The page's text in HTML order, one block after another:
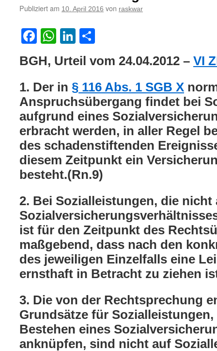
Publiziert am 10. April 2016 von raskwar
Facebook
WhatsApp
LinkedIn
BGH, Urteil vom 24.04.2012 – VI
1. Der in § 116 Abs. 1 SGB X
Anspruchsübergang findet bei
aufgrund eines
erbracht werden, in aller Regel
des schadenstiftenden
diesem Zeitpunkt ein
besteht.(Rn.9)
2. Bei Sozialleistungen, die
ist für den Zeitpunkt des
maßgebend, dass nach den
des jeweiligen Einzelfalls eine
ernsthaft in Betracht zu ziehen
3. Die von der Rechtsprechung
Grundsätze für
Bestehen eines
anknüpfen, sind nicht auf